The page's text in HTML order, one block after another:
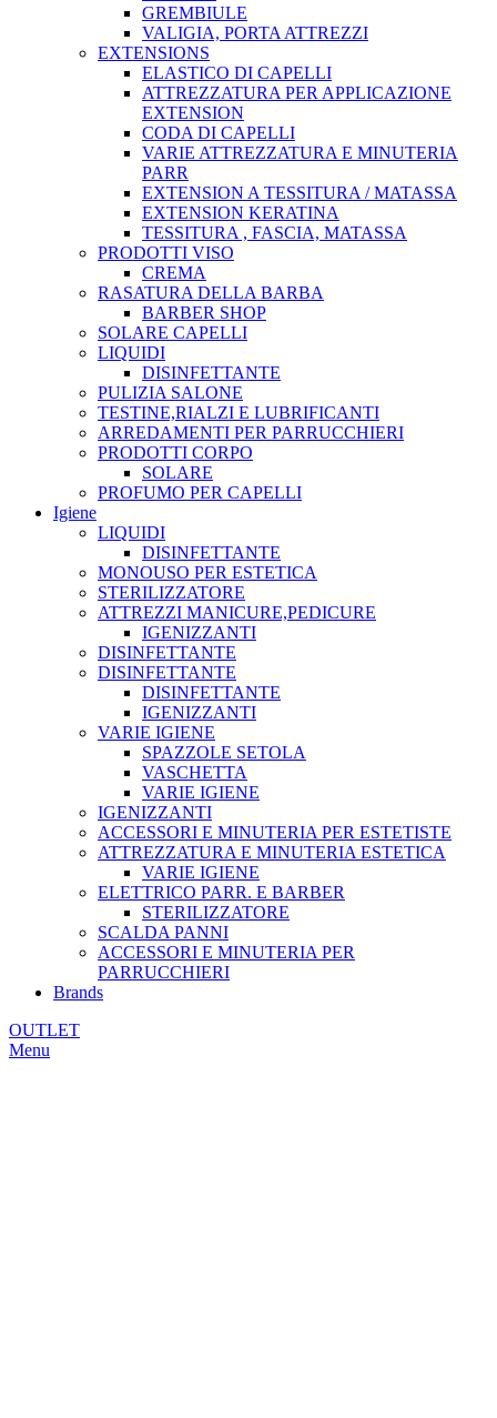
GREMBIULE
VALIGIA, PORTA ATTREZZI
EXTENSIONS
ELASTICO DI CAPELLI
ATTREZZATURA PER APPLICAZIONE
EXTENSION
CODA DI CAPELLI
VARIE ATTREZZATURA E MINUTERIA
PARR
EXTENSION A TESSITURA / MATASSA
EXTENSION KERATINA
TESSITURA , FASCIA, MATASSA
PRODOTTI VISO
CREMA
RASATURA DELLA BARBA
BARBER SHOP
SOLARE CAPELLI
LIQUIDI
DISINFETTANTE
PULIZIA SALONE
TESTINE,RIALZI E LUBRIFICANTI
ARREDAMENTI PER PARRUCCHIERI
PRODOTTI CORPO
SOLARE
PROFUMO PER CAPELLI
Igiene
LIQUIDI
DISINFETTANTE
MONOUSO PER ESTETICA
STERILIZZATORE
ATTREZZI MANICURE,PEDICURE
IGENIZZANTI
DISINFETTANTE
DISINFETTANTE
DISINFETTANTE
IGENIZZANTI
VARIE IGIENE
SPAZZOLE SETOLA
VASCHETTA
VARIE IGIENE
IGENIZZANTI
ACCESSORI E MINUTERIA PER ESTETISTE
ATTREZZATURA E MINUTERIA ESTETICA
VARIE IGIENE
ELETTRICO PARR. E BARBER
STERILIZZATORE
SCALDA PANNI
ACCESSORI E MINUTERIA PER
PARRUCCHIERI
Brands
OUTLET
Menu